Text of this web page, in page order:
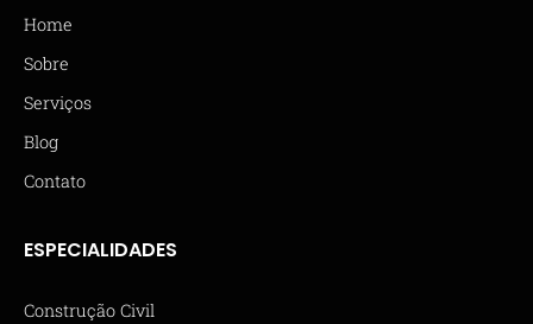
Home
Sobre
Serviços
Blog
Contato
ESPECIALIDADES
Construção Civil